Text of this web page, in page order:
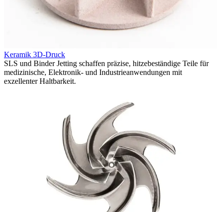
Keramik 3D-Druck
SLS und Binder Jetting schaffen präzise, hitzebeständige Teile für
medizinische, Elektronik- und Industrieanwendungen mit
exzellenter Haltbarkeit.